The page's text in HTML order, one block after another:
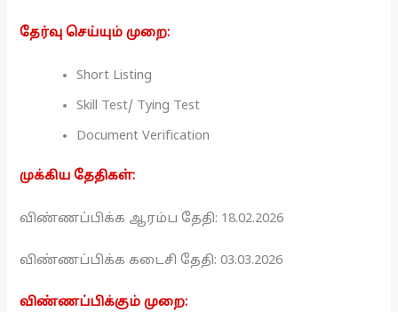
தேர்வு செய்யும் முறை:
Short Listing
Skill Test/ Tying Test
Document Verification
முக்கிய தேதிகள்:
விண்ணப்பிக்க ஆரம்ப தேதி: 18.02.2026
விண்ணப்பிக்க கடைசி தேதி: 03.03.2026
விண்ணப்பிக்கும் முறை: